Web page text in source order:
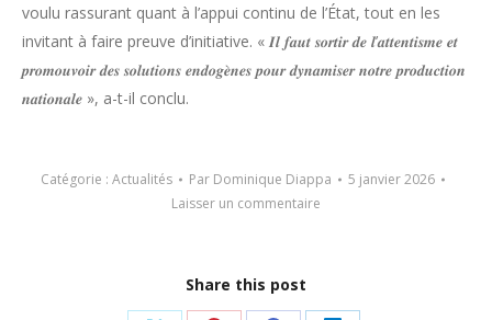
voulu rassurant quant à l’appui continu de l’État, tout en les
invitant à faire preuve d’initiative. « 𝑰𝒍 𝒇𝒂𝒖𝒕 𝒔𝒐𝒓𝒕𝒊𝒓 𝒅𝒆 𝒍’𝒂𝒕𝒕𝒆𝒏𝒕𝒊𝒔𝒎𝒆 𝒆𝒕
𝒑𝒓𝒐𝒎𝒐𝒖𝒗𝒐𝒊𝒓 𝒅𝒆𝒔 𝒔𝒐𝒍𝒖𝒕𝒊𝒐𝒏𝒔 𝒆𝒏𝒅𝒐𝒈𝒆̀𝒏𝒆𝒔 𝒑𝒐𝒖𝒓 𝒅𝒚𝒏𝒂𝒎𝒊𝒔𝒆𝒓 𝒏𝒐𝒕𝒓𝒆 𝒑𝒓𝒐𝒅𝒖𝒄𝒕𝒊𝒐𝒏
𝒏𝒂𝒕𝒊𝒐𝒏𝒂𝒍𝒆 », a-t-il conclu.
Catégorie : Actualités Par Dominique Diappa
5 janvier 2026
Laisser un commentaire
Share this post